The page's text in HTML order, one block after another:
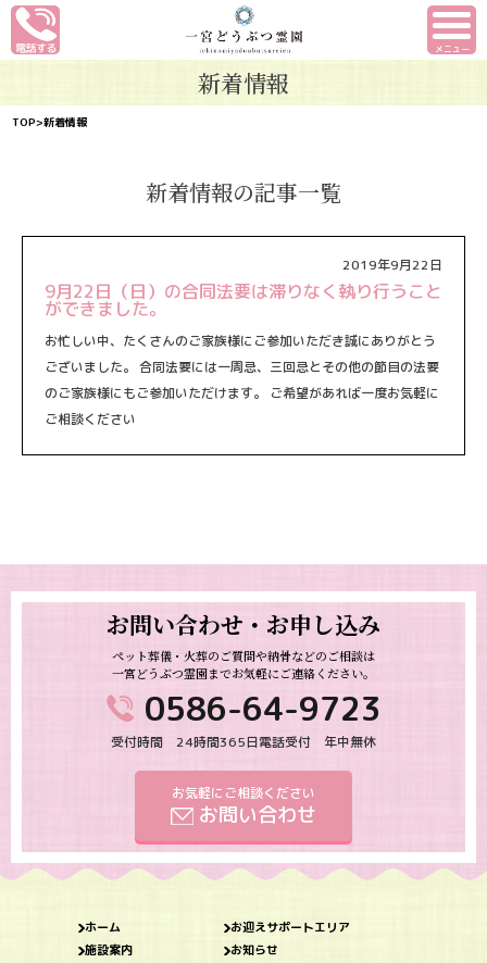
メニュー
新着情報
TOP>新着情報
新着情報の記事一覧
2019年9月22日
9月22日（日）の合同法要は滞りなく執り行うこと
ができました。
お忙しい中、たくさんのご家族様にご参加いただき誠にありがとう
ございました。 合同法要には一周忌、三回忌とその他の節目の法要
のご家族様にもご参加いただけます。 ご希望があれば一度お気軽に
ご相談ください
お問い合わせ・お申し込み
ペット葬儀・火葬のご質問や納骨などのご相談は
一宮どうぶつ霊園までお気軽にご連絡ください。
0586-64-9723
受付時間 24時間365日電話受付 年中無休
お気軽にご相談ください
お問い合わせ
ホーム
施設案内
お迎えサポートエリア
お知らせ